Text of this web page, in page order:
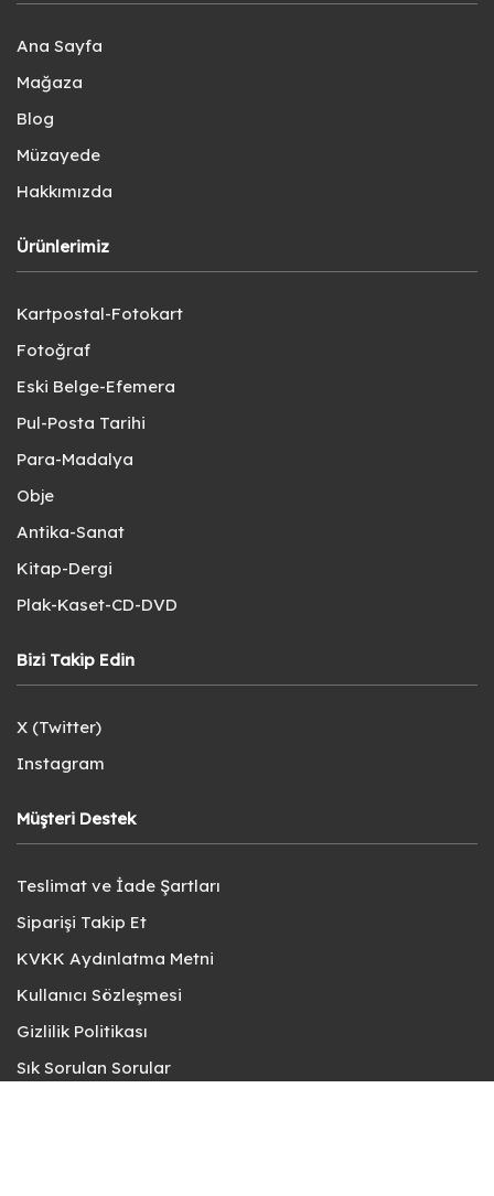
Ana Sayfa
Mağaza
Blog
Müzayede
Hakkımızda
Ürünlerimiz
Kartpostal-Fotokart
Fotoğraf
Eski Belge-Efemera
Pul-Posta Tarihi
Para-Madalya
Obje
Antika-Sanat
Kitap-Dergi
Plak-Kaset-CD-DVD
Bizi Takip Edin
X (Twitter)
Instagram
Müşteri Destek
Teslimat ve İade Şartları
Siparişi Takip Et
KVKK Aydınlatma Metni
Kullanıcı Sözleşmesi
Gizlilik Politikası
Sık Sorulan Sorular